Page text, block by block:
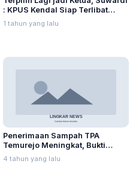
: KPUS Kendal Siap Terlibat
Suplai Telur untuk MBG
1 tahun yang lalu
Penerimaan Sampah TPA
Temurejo Meningkat, Bukti
Masyarakat Blora Peduli
Kebersihan
4 tahun yang lalu